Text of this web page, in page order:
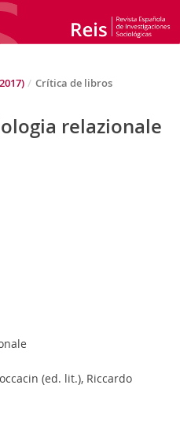
/ Crítica de libros
relazionale
(ed. lit.), Riccardo